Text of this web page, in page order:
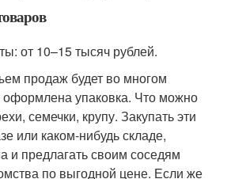
от 10–15 тысяч рублей.
продаж будет во многом
оформлена упаковка. Что можно
семечки, крупу. Закупать эти
или каком-нибудь складе,
и предлагать своим соседям
по выгодной цене. Если же